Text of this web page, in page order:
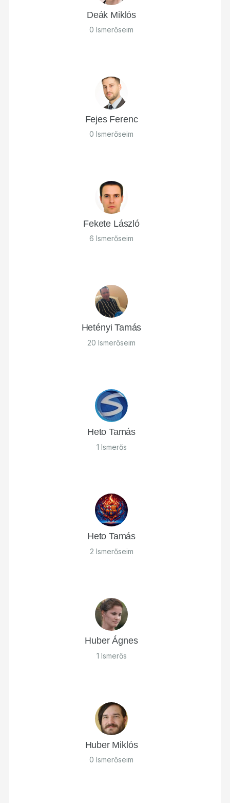
Deák Miklós
0 Ismerőseim
Fejes Ferenc
0 Ismerőseim
Fekete László
6 Ismerőseim
Hetényi Tamás
20 Ismerőseim
Heto Tamás
1 Ismerős
Heto Tamás
2 Ismerőseim
Huber Ágnes
1 Ismerős
Huber Miklós
0 Ismerőseim